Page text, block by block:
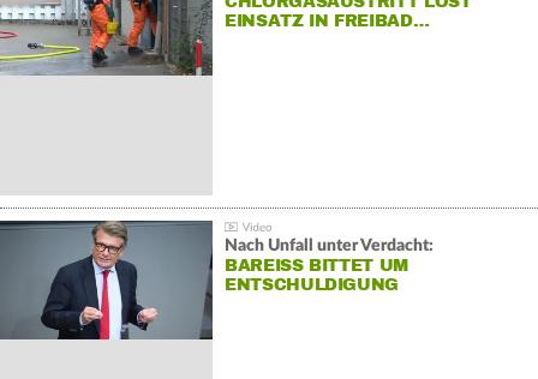
EINSATZ IN FREIBAD…
Nach Unfall unter Verdacht:
BAREISS BITTET UM E
NTSCHULDIGUNG